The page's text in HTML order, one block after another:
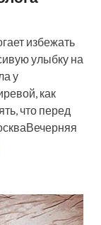
избежать
улыбку на
у
как
что перед